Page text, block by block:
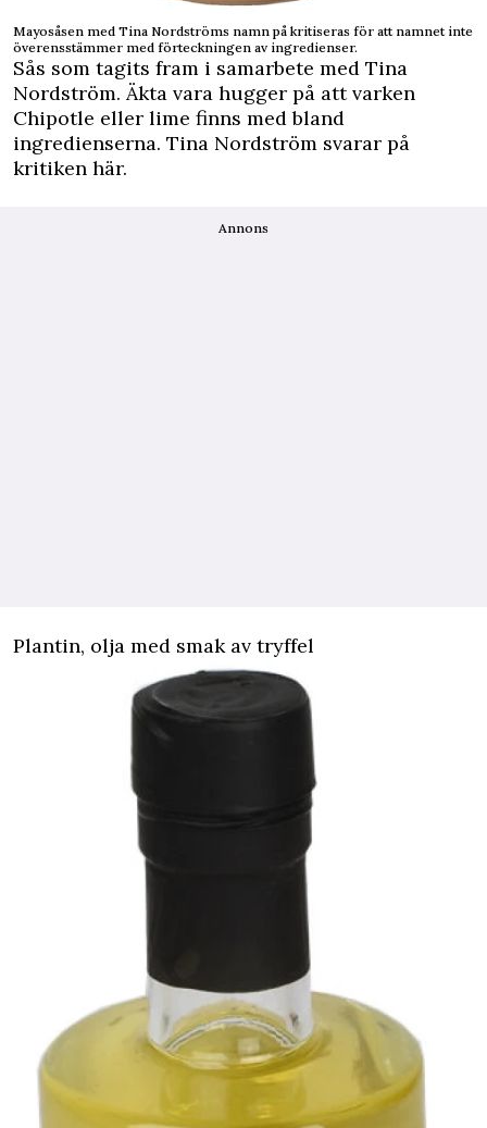
Mayosåsen med Tina Nordströms namn på kritiseras för att namnet inte
överensstämmer med förteckningen av ingredienser.
Sås som tagits fram i samarbete med Tina
Nordström. Äkta vara hugger på att varken
Chipotle eller lime finns med bland
ingredienserna. Tina Nordström svarar på
kritiken här.
Annons
Plantin, olja med smak av tryffel